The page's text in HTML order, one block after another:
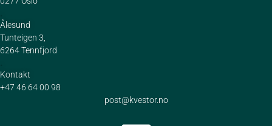
Ålesund
Tunteigen 3,
6264 Tennfjord
Kontakt
+47 46 64 00 98
post@kvestor.no